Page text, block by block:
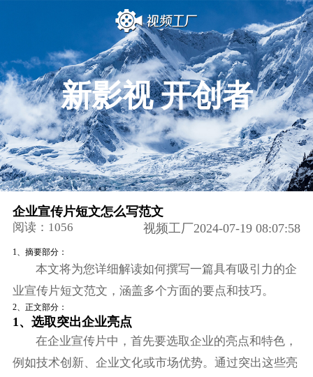
新影视 开创者
企业宣传片短文怎么写范文
阅读：1056 视频工厂2024-07-19 08:07:58
1、摘要部分：
本文将为您详细解读如何撰写一篇具有吸引力的企
业宣传片短文范文，涵盖多个方面的要点和技巧。
2、正文部分：
1、选取突出企业亮点
在企业宣传片中，首先要选取企业的亮点和特色，
例如技术创新、企业文化或市场优势。通过突出这些亮